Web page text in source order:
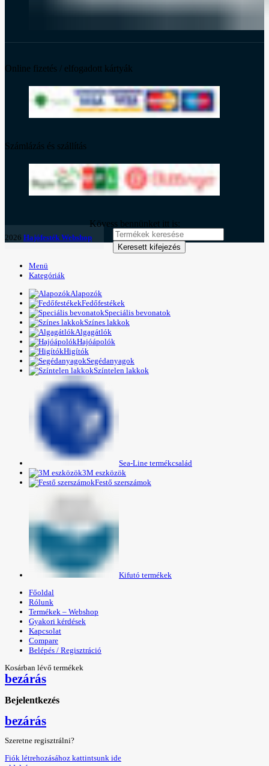
Online fizetés / elfogadott kártyák
Számlázás és szállítás
Kövess bennünket itt is:
2026 Hajófesték Webshop
Keresett kifejezés
Menü
Kategóriák
Alapozók
Fedőfestékek
Speciális bevonatok
Színes lakkok
Algagátlók
Hajóápolók
Higítók
Segédanyagok
Színtelen lakkok
Sea-Line termékcsalád
3M eszközök
Festő szerszámok
Kifutó termékek
Főoldal
Rólunk
Termékek – Webshop
Gyakori kérdések
Kapcsolat
Compare
Belépés / Regisztráció
Kosárban lévő termékek
bezárás
Bejelentkezés
bezárás
Szeretne regisztrálni?
Fiók létrehozásához kattintsunk ide